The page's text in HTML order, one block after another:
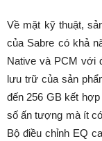
Về mặt kỹ thuật,
của Sabre có khả
Native và PCM với
lưu trữ của sản
đến 256 GB kết
số ấn tượng mà ít
Bộ điều chỉnh EQ